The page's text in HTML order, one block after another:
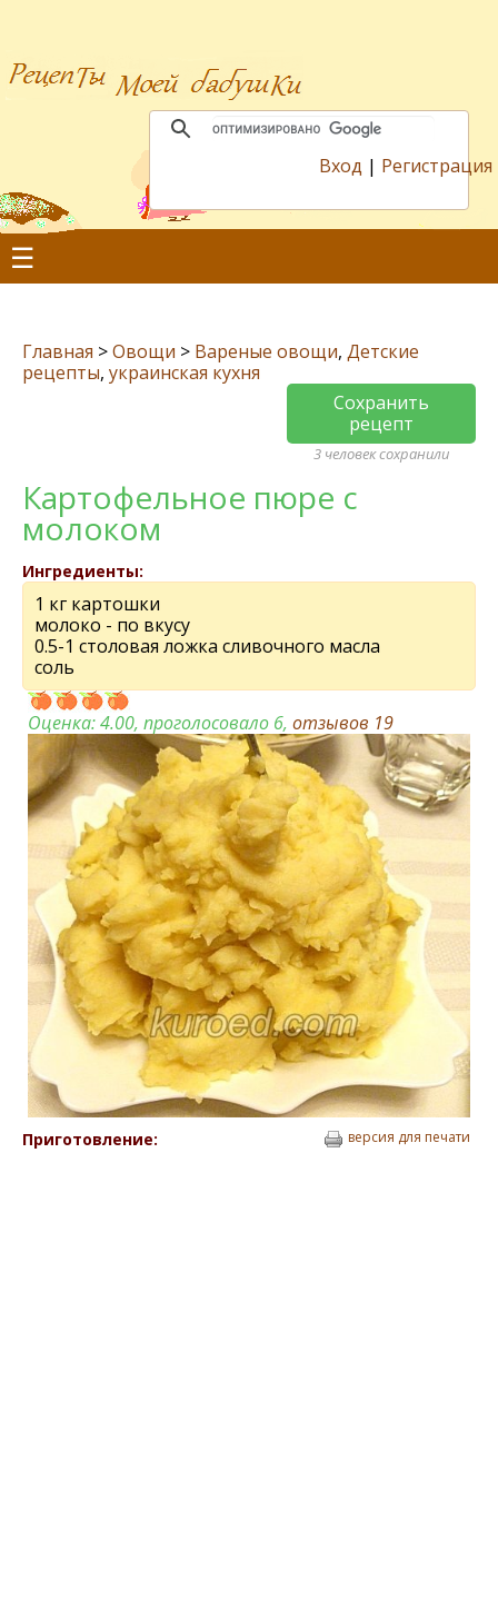
Вход | Регистрация
☰
Главная >Овощи > Вареные овощи, Детские
рецепты, украинская кухня
Сохранить
рецепт
3 человек сохранили
Картофельное пюре с
молоком
Ингредиенты:
1 кг картошки
молоко - по вкусу
0.5-1 столовая ложка сливочного масла
соль
Оценка:4.00, проголосовало 6, отзывов 19
Приготовление: версия для печати